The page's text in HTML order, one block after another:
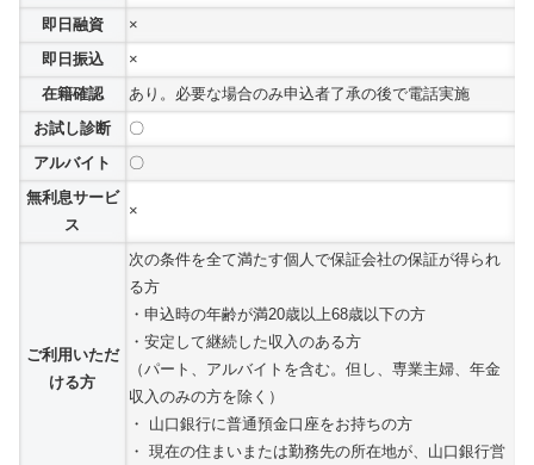
即日融資
×
即日振込
×
在籍確認
あり。必要な場合のみ申込者了承の後で電話実施
お試し診断
〇
アルバイト
〇
無利息サービ
ス
×
ご利用いただ
ける方
次の条件を全て満たす個人で保証会社の保証が得られ
る方
・申込時の年齢が満20歳以上68歳以下の方
・安定して継続した収入のある方
（パート、アルバイトを含む。但し、専業主婦、年金
収入のみの方を除く）
・ 山口銀行に普通預金口座をお持ちの方
・ 現在の住まいまたは勤務先の所在地が、山口銀行営